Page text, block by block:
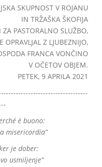
SKUPNOST V ROJANU
IN TRŽAŠKA ŠKOFIJA
ZA PASTORALNO SLUŽBO,
OPRAVLJAL Z LJUBEZNIJO,
FRANCA VONČINO
V OČETOV OBJEM.
PETEK, 9 APRILA 2021
è buono:
misericordia”
je dober:
usmiljenje”